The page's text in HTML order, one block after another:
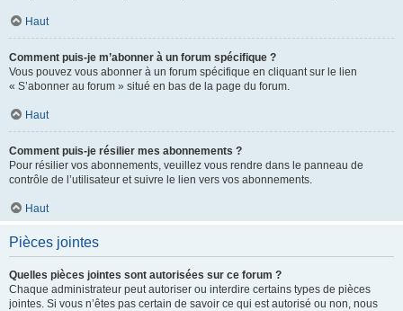
Haut
Comment puis-je m’abonner à un forum spécifique ?
Vous pouvez vous abonner à un forum spécifique en cliquant sur le lien
« S’abonner au forum » situé en bas de la page du forum.
Haut
Comment puis-je résilier mes abonnements ?
Pour résilier vos abonnements, veuillez vous rendre dans le panneau de
contrôle de l’utilisateur et suivre le lien vers vos abonnements.
Haut
Pièces jointes
Quelles pièces jointes sont autorisées sur ce forum ?
Chaque administrateur peut autoriser ou interdire certains types de pièces
jointes. Si vous n’êtes pas certain de savoir ce qui est autorisé ou non, nous